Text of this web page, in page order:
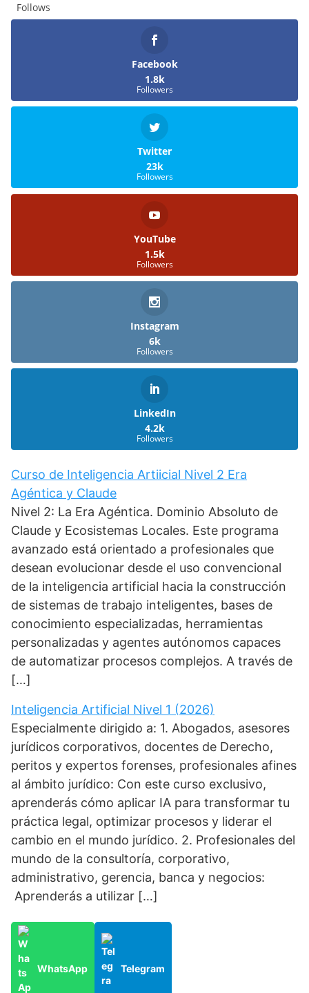
Follows
Facebook
1.8k
Followers
Twitter
23k
Followers
YouTube
1.5k
Followers
Instagram
6k
Followers
LinkedIn
4.2k
Followers
Curso de Inteligencia Artiicial Nivel 2 Era
Agéntica y Claude
Nivel 2: La Era Agéntica. Dominio Absoluto de
Claude y Ecosistemas Locales. Este programa
avanzado está orientado a profesionales que
desean evolucionar desde el uso convencional
de la inteligencia artificial hacia la construcción
de sistemas de trabajo inteligentes, bases de
conocimiento especializadas, herramientas
personalizadas y agentes autónomos capaces
de automatizar procesos complejos. A través de
[…]
Inteligencia Artificial Nivel 1 (2026)
Especialmente dirigido a: 1. Abogados, asesores
jurídicos corporativos, docentes de Derecho,
peritos y expertos forenses, profesionales afines
al ámbito jurídico: Con este curso exclusivo,
aprenderás cómo aplicar IA para transformar tu
práctica legal, optimizar procesos y liderar el
cambio en el mundo jurídico. 2. Profesionales del
mundo de la consultoría, corporativo,
administrativo, gerencia, banca y negocios:
Aprenderás a utilizar […]
WhatsApp Telegram